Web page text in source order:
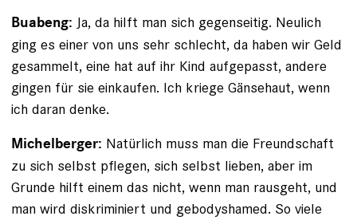
Buabeng: Ja, da hilft man sich gegenseitig. Neulich
ging es einer von uns sehr schlecht, da haben wir Geld
gesammelt, eine hat auf ihr Kind aufgepasst, andere
gingen für sie einkaufen. Ich kriege Gänsehaut, wenn
ich daran denke.
Michelberger: Natürlich muss man die Freundschaft
zu sich selbst pflegen, sich selbst lieben, aber im
Grunde hilft einem das nicht, wenn man rausgeht, und
man wird diskriminiert und gebodyshamed. So viele